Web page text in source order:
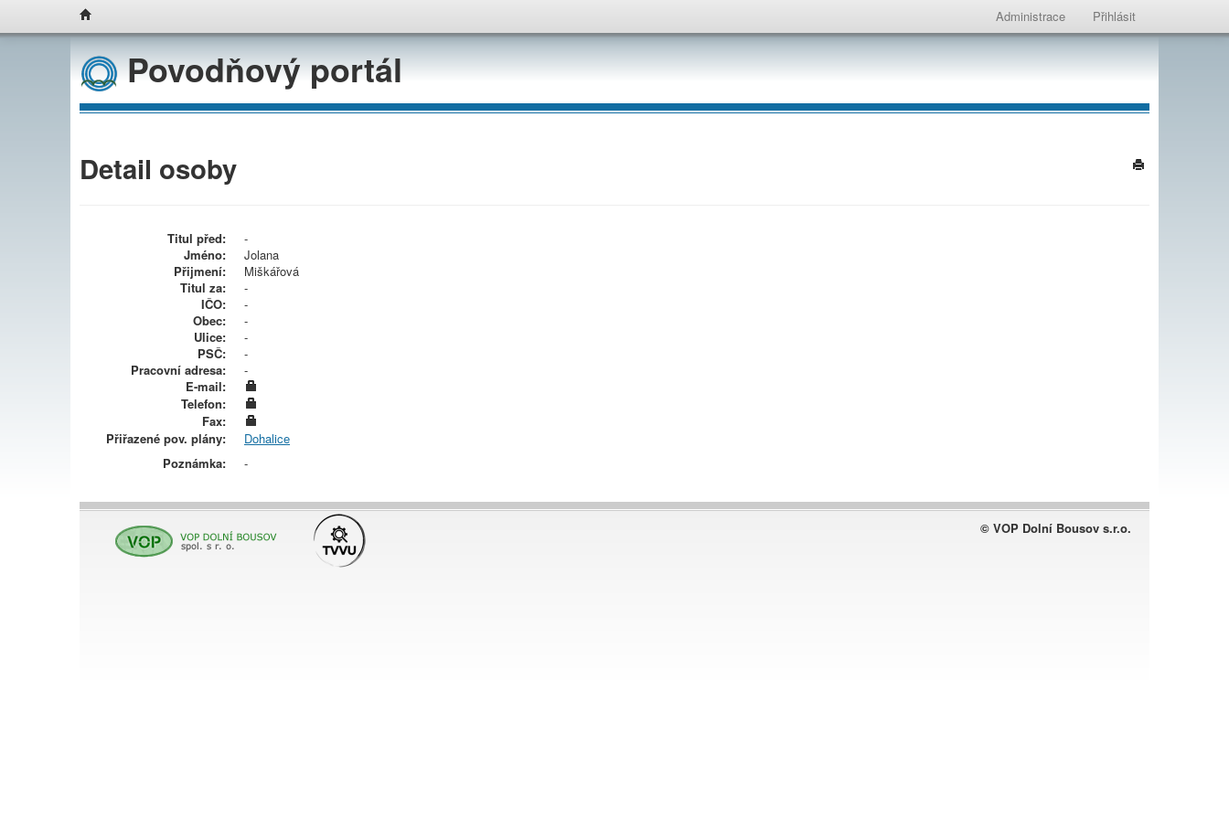
Administrace Přihlásit
Povodňový portál
Detail osoby
Titul před:
-
Jméno:
Jolana
Přijmení:
Miškářová
Titul za:
-
IČO:
-
Obec:
-
Ulice:
-
PSČ:
-
Pracovní adresa:
-
E-mail:
Telefon:
Fax:
Přiřazené pov. plány:
Dohalice
Poznámka:
-
© VOP Dolní Bousov s.r.o.